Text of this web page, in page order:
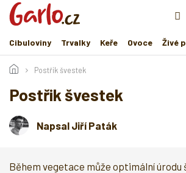
Přejít
obsah
Cibuloviny
Trvalky Keře Ovoce Živé
Postřik švestek
Postřik švestek
Napsal Jiří Paták
Během vegetace může optimální